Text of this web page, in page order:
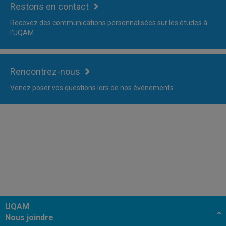
Restons en contact
Recevez des communications personnalisées sur les études à
l'UQAM.
Rencontrez-nous
Venez poser vos questions lors de nos événements.
UQAM
Nous joindre